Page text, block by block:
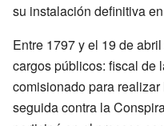
su instalación definitiva
Entre 1797 y el 19 de
cargos públicos: fiscal de
comisionado para
seguida contra la